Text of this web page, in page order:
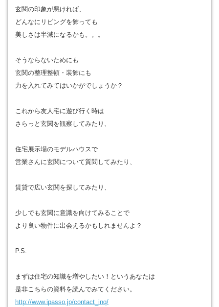
玄関の印象が悪ければ、
どんなにリビングを飾っても
美しさは半減になるかも。。。
そうならないためにも
玄関の整理整頓・装飾にも
力を入れてみてはいかがでしょうか？
これから友人宅に遊び行く時は
さらっと玄関を観察してみたり、
住宅展示場のモデルハウスで
営業さんに玄関について質問してみたり、
賃貸で広い玄関を探してみたり、
少しでも玄関に意識を向けてみることで
より良い物件に出会えるかもしれませんよ？
P.S.
まずは住宅の知識を増やしたい！というあなたは
是非こちらの資料を読んでみてください。
http://www.ipasso.jp/contact_inq/